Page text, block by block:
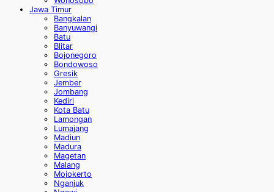
Jawa Timur
Bangkalan
Banyuwangi
Batu
Blitar
Bojonegoro
Bondowoso
Gresik
Jember
Jombang
Kediri
Kota Batu
Lamongan
Lumajang
Madiun
Madura
Magetan
Malang
Mojokerto
Nganjuk